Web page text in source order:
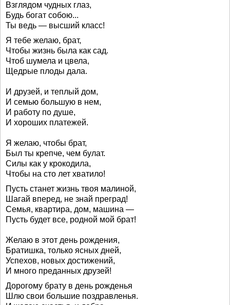
Взглядом чудных глаз,
Будь богат собою...
Ты ведь — высший класс!
Я тебе желаю, брат,
Чтобы жизнь была как сад.
Чтоб шумела и цвела,
Щедрые плоды дала.
И друзей, и теплый дом,
И семью большую в нем,
И работу по душе,
И хороших платежей.
Я желаю, чтобы брат,
Был ты крепче, чем булат.
Силы как у крокодила,
Чтобы на сто лет хватило!
Пусть станет жизнь твоя малиной,
Шагай вперед, не знай преград!
Семья, квартира, дом, машина —
Пусть будет все, родной мой брат!
Желаю в этот день рождения,
Братишка, только ясных дней,
Успехов, новых достижений,
И много преданных друзей!
Дорогому брату в день рожденья
Шлю свои большие поздравленья.